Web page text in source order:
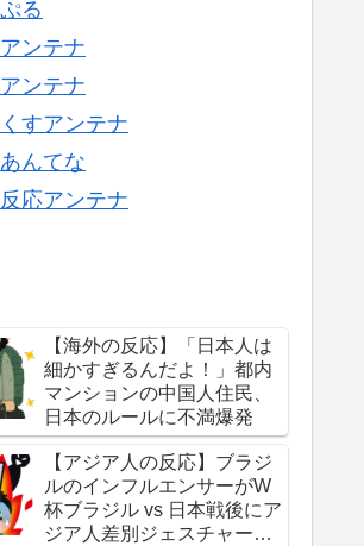
る
ンテナ
ンテナ
すアンテナ
んてな
応アンテナ
【海外の反応】「日本人は
細かすぎるんだよ！」都内
マンションの中国人住民、
日本のルールに不満爆発
【アジア人の反応】ブラジ
ルのインフルエンサーがW
杯ブラジル vs 日本戦後にア
ジア人差別ジェスチャーし